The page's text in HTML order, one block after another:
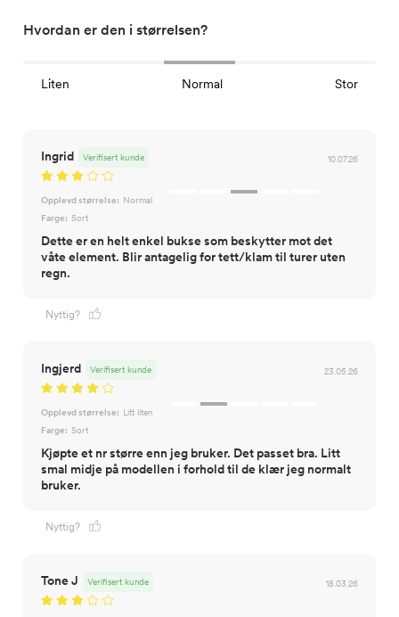
Hvordan er den i størrelsen?
Liten Normal Stor
Ingrid 10.07.26
Verifisert kunde
Opplevd størrelse: Normal
Farge: Sort
Dette er en helt enkel bukse som beskytter mot det
våte element. Blir antagelig for tett/klam til turer uten
regn.
Nyttig?
Ingjerd 23.05.26
Verifisert kunde
Opplevd størrelse: Litt liten
Farge: Sort
Kjøpte et nr større enn jeg bruker. Det passet bra. Litt
smal midje på modellen i forhold til de klær jeg normalt
bruker.
Nyttig?
Tone J 18.03.26
Verifisert kunde